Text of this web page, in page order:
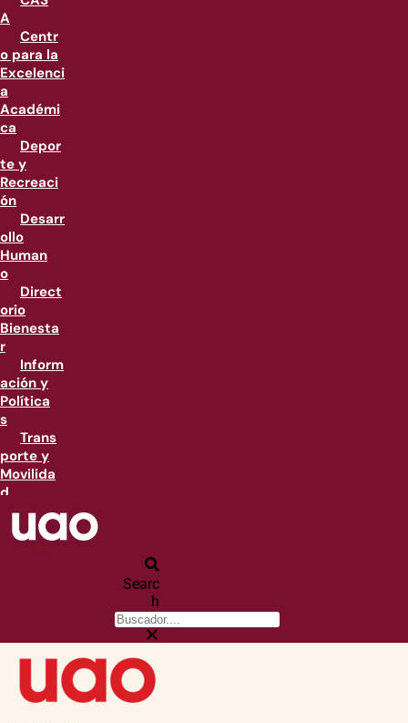
A
Centr
o para la
Excelenci
a
Académi
ca
Depor
te y
Recreaci
ón
Desarr
ollo
Human
o
Direct
orio
Bienesta
r
Inform
ación y
Política
s
Trans
porte y
Movilida
d
Searc
h